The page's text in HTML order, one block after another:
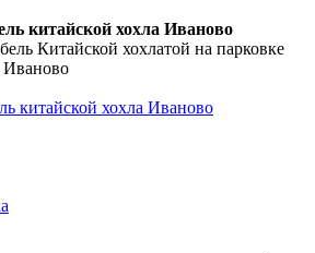
китайской хохла Иваново
Китайской хохлатой на парковке
Иваново
китайской хохла Иваново